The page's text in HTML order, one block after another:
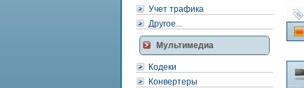
Учет трафика
Другое...
Мультимедиа
Кодеки
Конвертеры